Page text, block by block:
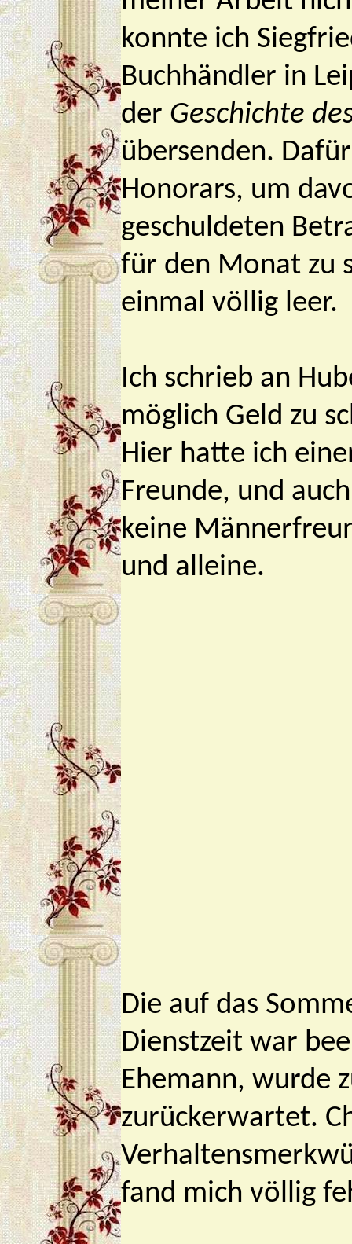
konnte ich
Buchhändler in
der Geschichte
übersenden.
Honorars, um
geschuldeten
für den Monat zu
einmal völlig leer.
Ich schrieb an
möglich Geld zu
Hier hatte ich
Freunde, und
keine
und alleine.
Die auf das
Dienstzeit war
Ehemann, wurde
zurückerwartet.
fand mich völlig